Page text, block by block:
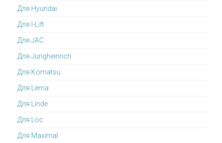
Для Hyundai
Для I-Lift
Для JAC
Для Jungheinrich
Для Komatsu
Для Lema
Для Linde
Для Loc
Для Maximal